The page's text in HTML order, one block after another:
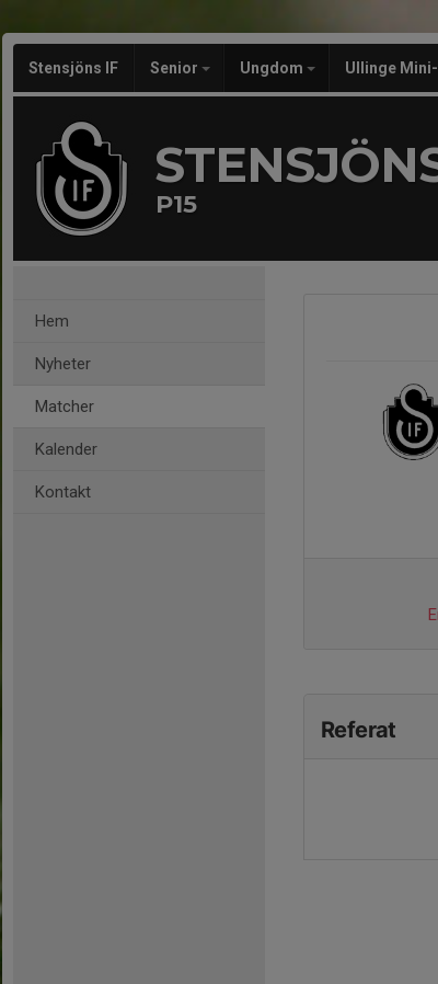
Stensjöns IF Senior Ungdom Ullinge
P15
Hem
Nyheter
Matcher
Kalender
Kontakt
Referat